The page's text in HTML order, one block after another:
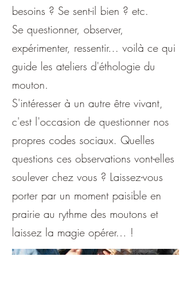
besoins ? Se sent-il bien ? etc.
Se questionner, observer,
expérimenter, ressentir... voilà ce qui
guide les ateliers d'éthologie du
mouton.
S'intéresser à un autre être vivant,
c'est l'occasion de questionner nos
propres codes sociaux. Quelles
questions ces observations vont-elles
soulever chez vous ? Laissez-vous
porter par un moment paisible en
prairie au rythme des moutons et
laissez la magie opérer... !